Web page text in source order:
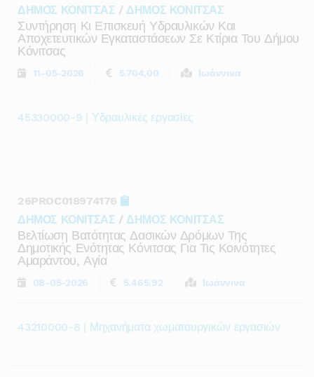
ΔΗΜΟΣ ΚΟΝΙΤΣΑΣ / ΔΗΜΟΣ ΚΟΝΙΤΣΑΣ
Συντήρηση Κι Επισκευή Υδραυλικών Και
Αποχετευτικών Εγκαταστάσεων Σε Κτίρια Του Δήμου
Κόνιτσας
11-05-2026 5.704,00 Ιωάννινα
45330000-9 | Υδραυλικές εργασίες
26PROC018974176
ΔΗΜΟΣ ΚΟΝΙΤΣΑΣ / ΔΗΜΟΣ ΚΟΝΙΤΣΑΣ
Βελτίωση Βατότητας Δασικών Δρόμων Της
Δημοτικής Ενότητας Κόνιτσας Για Τις Κοινότητες
Αμαράντου, Αγία
08-05-2026 5.465,92 Ιωάννινα
43210000-8 | Μηχανήματα χωματουργικών εργασιών